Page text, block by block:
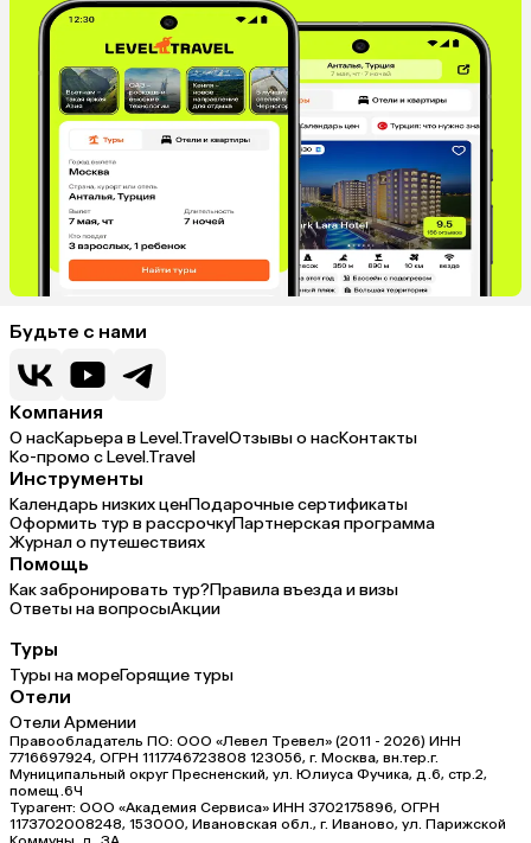
Будьте с нами
Компания
О насКарьера в Level.TravelОтзывы о насКонтакты
Ко-промо с Level.Travel
Инструменты
Календарь низких ценПодарочные сертификаты
Оформить тур в рассрочкуПартнерская программа
Журнал о путешествиях
Помощь
Как забронировать тур?Правила въезда и визы
Ответы на вопросыАкции
Туры
Туры на мореГорящие туры
Отели
Отели Армении
Правообладатель ПО: ООО «Левел Тревел» (2011 - 2026) ИНН
7716697924, ОГРН 1117746723808 123056, г. Москва, вн.тер.г.
Муниципальный округ Пресненский, ул. Юлиуса Фучика, д.6, стр.2,
помещ.6Ч
Турагент: ООО «Академия Сервиса» ИНН 3702175896, ОГРН
1173702008248, 153000, Ивановская обл., г. Иваново, ул. Парижской